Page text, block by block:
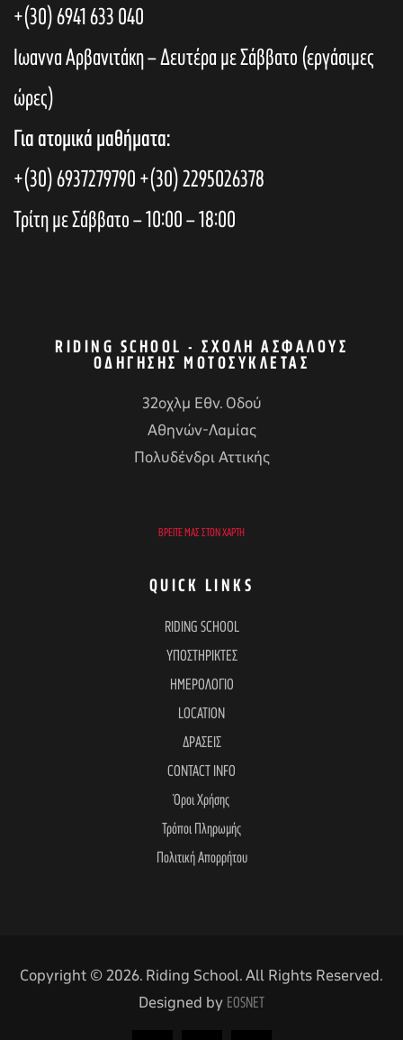
+(30) 6941 633 040
Ιωαννα Αρβανιτάκη – Δευτέρα με Σάββατο (εργάσιμες
ώρες)
Για ατομικά μαθήματα:
+(30) 6937279790+(30) 2295026378
Τρίτη με Σάββατο – 10:00 – 18:00
RIDING SCHOOL - ΣΧΟΛΉ ΑΣΦΑΛΟΎΣ
ΟΔΉΓΗΣΗΣ ΜΟΤΟΣΥΚΛΈΤΑΣ
32οχλμ Εθν. Οδού
Αθηνών-Λαμίας
Πολυδένδρι Αττικής
ΒΡΕΊΤΕ ΜΑΣ ΣΤΟΝ ΧΆΡΤΗ
QUICK LINKS
RIDING SCHOOL
ΥΠΟΣΤΗΡΙΚΤΕΣ
ΗΜΕΡΟΛΟΓΙΟ
LOCATION
ΔΡΑΣΕΙΣ
CONTACT INFO
Όροι Χρήσης
Τρόποι Πληρωμής
Πολιτική Απορρήτου
Copyright © 2026. Riding School. All Rights Reserved.
Designed by EOSNET